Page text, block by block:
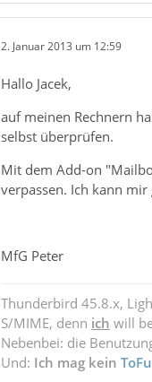
2. Januar 2013 um 12:59
Hallo Jacek,
auf meinen Rechnern
selbst überprüfen.
Mit dem Add-on
verpassen. Ich kann
MfG Peter
Thunderbird 45.8.x,
S/MIME, denn ich will
Nebenbei: die
Und: Ich mag kein ToFu